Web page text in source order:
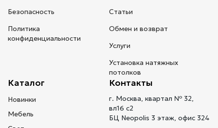
Безопасность
Политика
конфиденциальности
Статьи
Обмен и возврат
Услуги
Установка натяжных
потолков
Каталог
Новинки
Мебель
Контакты
г. Москва, квартал № 32,
вл16 с2
БЦ Neopolis 3 этаж, офис 324